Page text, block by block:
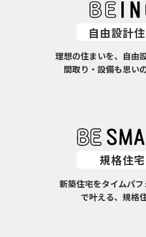
自由設計
理想の住まいを、自由
間取り・設備も思い
規格住宅
新築住宅をタイムパ
で叶える、規格住